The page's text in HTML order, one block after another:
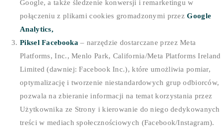
Google, a także śledzenie konwersji i remarketingu w
połączeniu z plikami cookies gromadzonymi przezGoogle
Analytics,
Piksel Facebooka – narzędzie dostarczane przez Meta
Platforms, Inc., Menlo Park, California/Meta Platforms Ireland
Limited (dawniej: Facebook Inc.), które umożliwia pomiar,
optymalizację i tworzenie niestandardowych grup odbiorców,
pozwala na zbieranie informacji na temat korzystania przez
Użytkownika ze Strony i kierowanie do niego dedykowanych
treści w mediach społecznościowych (Facebook/Instagram).